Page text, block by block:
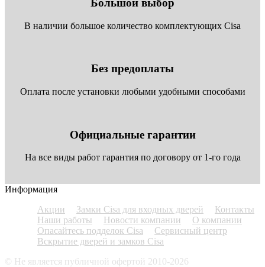
Большой выбор
В наличии большое количество комплектующих Cisa
Без предоплаты
Оплата после установки любыми удобными способами
Официальные гарантии
На все виды работ гарантия по договору от 1-го года
Информация
Акции
Замки Cisa для входных дверей
Контакты
Наши работы
Новости компании
О компании
Опасайтесь подделок Cisa
Сервисный центр
Вскрытие дверей и замков Cisa
© Не является публичной офертой 2010-2026